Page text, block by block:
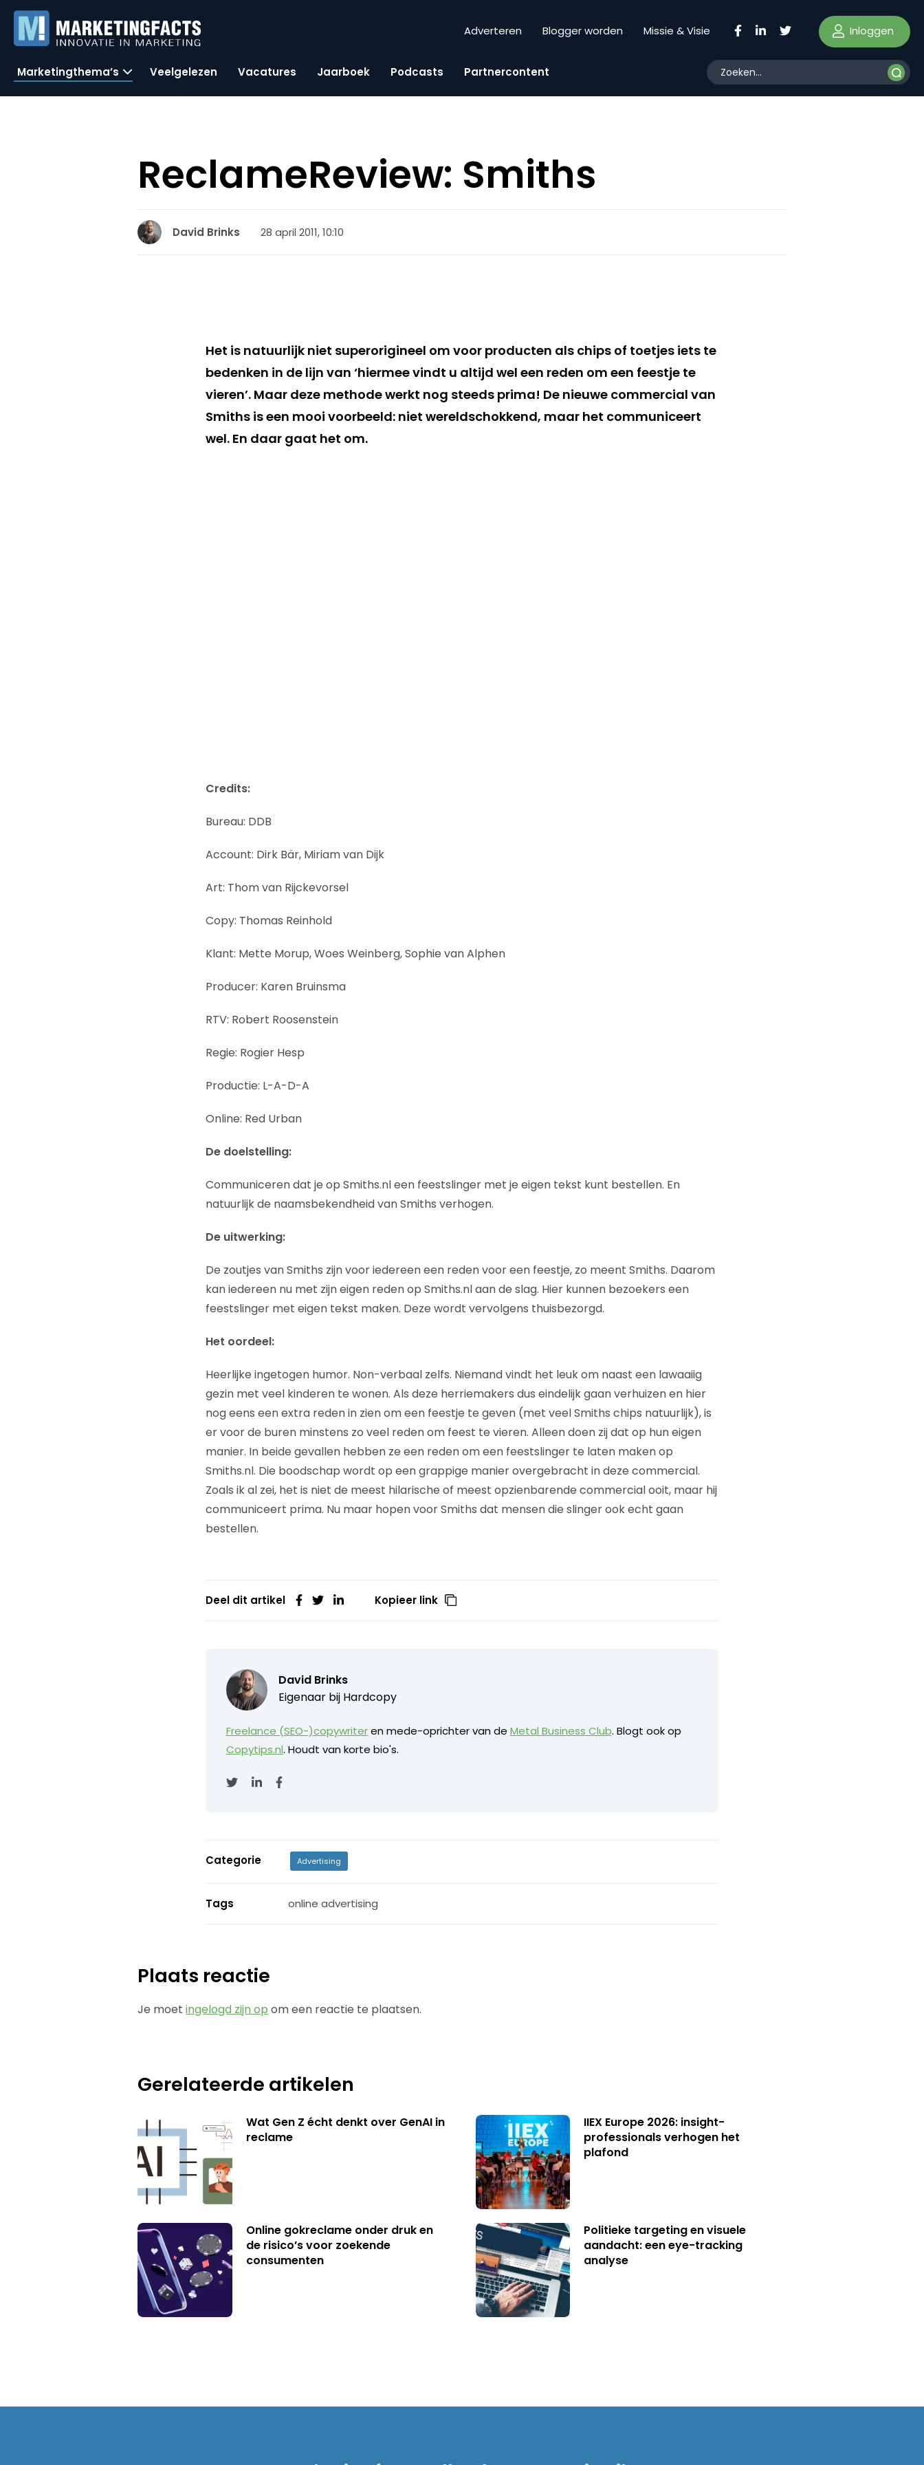
Adverteren Blogger worden Missie & Visie Inloggen
Marketingthema’s Veelgelezen Vacatures Jaarboek Podcasts Partnercontent
ReclameReview: Smiths
David Brinks 28 april 2011, 10:10
Het is natuurlijk niet superorigineel om voor producten als chips of toetjes iets te
bedenken in de lijn van ‘hiermee vindt u altijd wel een reden om een feestje te
vieren’. Maar deze methode werkt nog steeds prima! De nieuwe commercial van
Smiths is een mooi voorbeeld: niet wereldschokkend, maar het communiceert
wel. En daar gaat het om.
Credits:
Bureau: DDB
Account: Dirk Bär, Miriam van Dijk
Art: Thom van Rijckevorsel
Copy: Thomas Reinhold
Klant: Mette Morup, Woes Weinberg, Sophie van Alphen
Producer: Karen Bruinsma
RTV: Robert Roosenstein
Regie: Rogier Hesp
Productie: L-A-D-A
Online: Red Urban
De doelstelling:
Communiceren dat je op Smiths.nl een feestslinger met je eigen tekst kunt bestellen. En
natuurlijk de naamsbekendheid van Smiths verhogen.
De uitwerking:
De zoutjes van Smiths zijn voor iedereen een reden voor een feestje, zo meent Smiths. Daarom
kan iedereen nu met zijn eigen reden op Smiths.nl aan de slag. Hier kunnen bezoekers een
feestslinger met eigen tekst maken. Deze wordt vervolgens thuisbezorgd.
Het oordeel:
Heerlijke ingetogen humor. Non-verbaal zelfs. Niemand vindt het leuk om naast een lawaaiig
gezin met veel kinderen te wonen. Als deze herriemakers dus eindelijk gaan verhuizen en hier
nog eens een extra reden in zien om een feestje te geven (met veel Smiths chips natuurlijk), is
er voor de buren minstens zo veel reden om feest te vieren. Alleen doen zij dat op hun eigen
manier. In beide gevallen hebben ze een reden om een feestslinger te laten maken op
Smiths.nl. Die boodschap wordt op een grappige manier overgebracht in deze commercial.
Zoals ik al zei, het is niet de meest hilarische of meest opzienbarende commercial ooit, maar hij
communiceert prima. Nu maar hopen voor Smiths dat mensen die slinger ook echt gaan
bestellen.
Deel dit artikel Kopieer link
David Brinks
Eigenaar bij Hardcopy
Freelance (SEO-)copywriteren mede-oprichter van de Metal Business Club. Blogt ook op
Copytips.nl. Houdt van korte bio's.
Categorie Advertising
Tags online advertising
Plaats reactie
Je moetingelogd zijn op om een reactie te plaatsen.
Gerelateerde artikelen
Wat Gen Z écht denkt over GenAI in
reclame
IIEX Europe 2026: insight-
professionals verhogen het
plafond
Online gokreclame onder druk en
de risico’s voor zoekende
consumenten
Politieke targeting en visuele
aandacht: een eye-tracking
analyse